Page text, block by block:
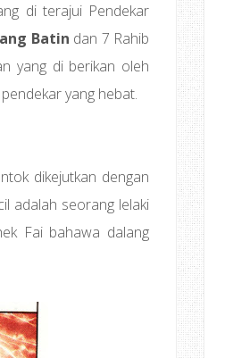
di terajui Pendekar
Batin dan 7 Rahib
yang di berikan oleh
yang hebat.
dikejutkan dengan
adalah seorang lelaki
Fai bahawa dalang